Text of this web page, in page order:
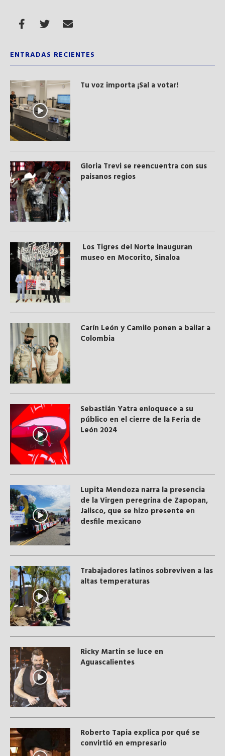
ENTRADAS RECIENTES
Tu voz importa ¡Sal a votar!
Gloria Trevi se reencuentra con sus
paisanos regios
Los Tigres del Norte inauguran
museo en Mocorito, Sinaloa
Carín León y Camilo ponen a bailar a
Colombia
Sebastián Yatra enloquece a su
público en el cierre de la Feria de
León 2024
Lupita Mendoza narra la presencia
de la Virgen peregrina de Zapopan,
Jalisco, que se hizo presente en
desfile mexicano
Trabajadores latinos sobreviven a las
altas temperaturas
Ricky Martin se luce en
Aguascalientes
Roberto Tapia explica por qué se
convirtió en empresario